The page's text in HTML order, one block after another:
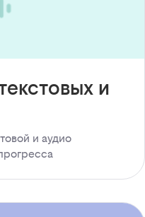
и
и аудио